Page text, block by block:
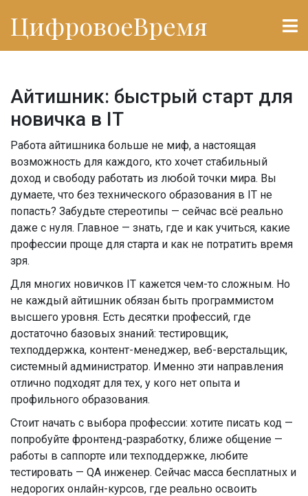
ЦифровоеВремя
Айтишник: быстрый старт для
новичка в IT
Работа айтишника больше не миф, а настоящая
возможность для каждого, кто хочет стабильный
доход и свободу работать из любой точки мира. Вы
думаете, что без технического образования в IT не
попасть? Забудьте стереотипы — сейчас всё реально
даже с нуля. Главное — знать, где и как учиться, какие
профессии проще для старта и как не потратить время
зря.
Для многих новичков IT кажется чем-то сложным. Но
не каждый айтишник обязан быть программистом
высшего уровня. Есть десятки профессий, где
достаточно базовых знаний: тестировщик,
техподдержка, контент-менеджер, веб-верстальщик,
системный администратор. Именно эти направления
отлично подходят для тех, у кого нет опыта и
профильного образования.
Стоит начать с выбора профессии: хотите писать код —
попробуйте фронтенд-разработку, ближе общение —
работы в саппорте или техподдержке, любите
тестировать — QA инженер. Сейчас масса бесплатных и
недорогих онлайн-курсов, где реально освоить